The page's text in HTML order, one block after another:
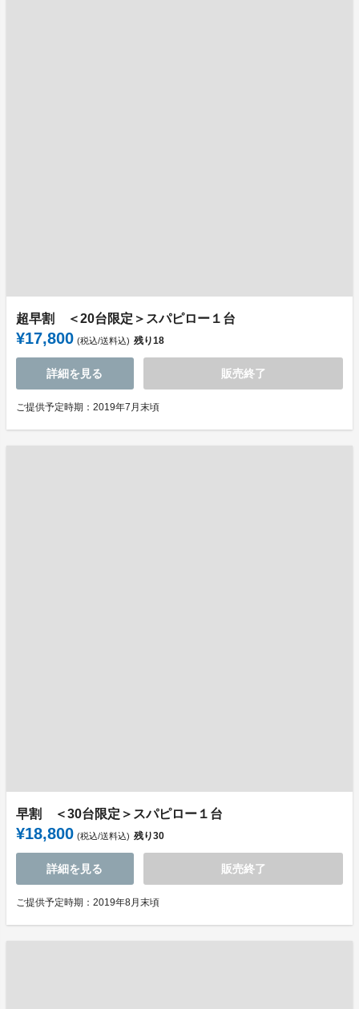
超早割 ＜20台限定＞スパピロー１台
¥17,800 (税込/送料込) 残り18
詳細を見る 販売終了
ご提供予定時期：2019年7月末頃
早割 ＜30台限定＞スパピロー１台
¥18,800 (税込/送料込) 残り30
詳細を見る 販売終了
ご提供予定時期：2019年8月末頃